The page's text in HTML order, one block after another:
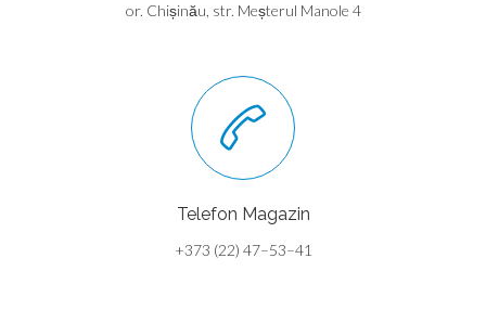
or. Chișinău, str. Meșterul Manole 4
Telefon Magazin
+373 (22) 47–53–41